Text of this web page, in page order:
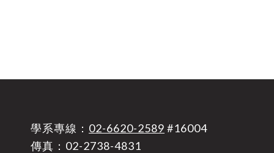
學系專線： 02-6620-2589 #16004
傳真：02-2738-4831